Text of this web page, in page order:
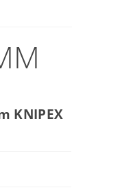
KNIPEX